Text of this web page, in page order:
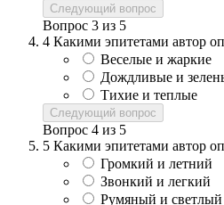
Следующий вопрос
Вопрос 3 из 5
4 Какими эпитетами автор
Веселые и жаркие
Дождливые и
Тихие и теплые
Следующий вопрос
Вопрос 4 из 5
5 Какими эпитетами автор
Громкий и летний
Звонкий и легкий
Румяный и светлый